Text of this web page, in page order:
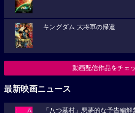
キングダム 大将軍の帰還
動画配信作品をチェ
最新映画ニュース
「八つ墓村」悪夢的な予告編